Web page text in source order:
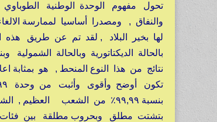
تحول مفهوم الوحدة الوطنية الطوباوي
والنفاق , ومصدرا أساسيا لممارسة
لها بخير البلاد , لقد تم عن طريق
نتائج من هذا النوع المنحط , هو
بنسبة ٩٩,٩٩٪ من الشعب
بتشتت مطلق وبحروب مطلقة بين فئات